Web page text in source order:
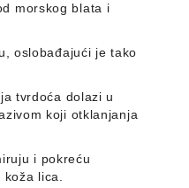
morskog blata i
oslobađajući je tako
tvrdoća dolazi u
koji otklanjanja
i pokreću
lica.